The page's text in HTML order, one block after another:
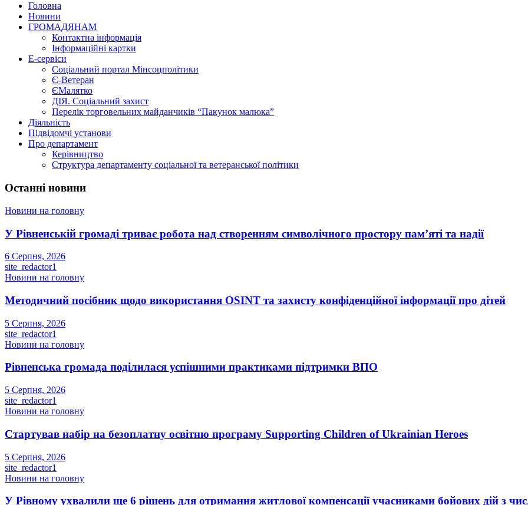
Головна
Новини
ГРОМАДЯНАМ
Контактна інформація
Інформаційні картки
Е-сервіси
Соціальний портал Мінсоцполітики
Є-Ветеран
ЄМалятко
ДІЯ. Соціальний захист
Перелік торговельних майданчиків “Пакунок малюка”
Діяльність
Підвідомчі установи
Про департамент
Керівництво
Структура департаменту соціальної та ветеранської політики
Останні новини
Новини на головну
У Рівненській громаді триває робота над створенням символічного простору пам’яті та надії
6 Серпня, 2026
site_redactor1
Новини на головну
Методичний посібник щодо використання OSINT та захисту конфіденційної інформації про дітей
5 Серпня, 2026
site_redactor1
Новини на головну
Рівненська громада поділилася успішними практиками підтримки ВПО
5 Серпня, 2026
site_redactor1
Новини на головну
Стартував набір на безоплатну освітню програму Supporting Children of Ukrainian Heroes
5 Серпня, 2026
site_redactor1
Новини на головну
У Рівному ухвалили ще 6 рішень для отримання житлової компенсації учасниками бойових дій з